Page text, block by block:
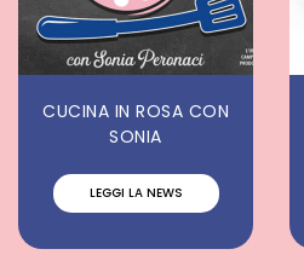
CUCINA IN ROSA CON
SONIA
LEGGI LA NEWS